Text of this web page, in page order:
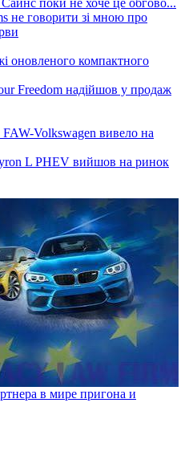
не говорити зі мною про
Freedom надійшов у продаж
L PHEV вийшов на ринок
в мире пригона и